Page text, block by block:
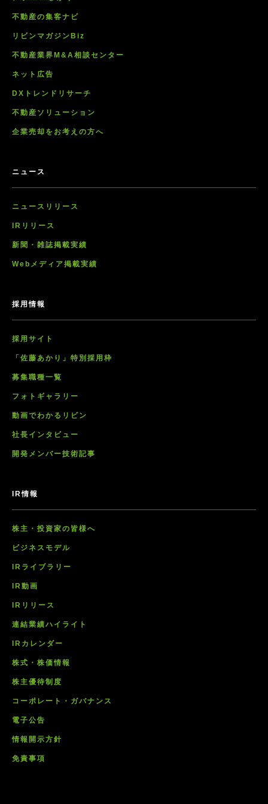
不動産の集客ナビ
リビンマガジンBiz
不動産業界M&A相談センター
ネット広告
DXトレンドリサーチ
不動産ソリューション
企業売却をお考えの方へ
ニュース
ニュースリリース
IRリリース
新聞・雑誌掲載実績
Webメディア掲載実績
採用情報
採用サイト
「佐藤あかり」特別採用枠
募集職種一覧
フォトギャラリー
動画でわかるリビン
社長インタビュー
開発メンバー技術記事
IR情報
株主・投資家の皆様へ
ビジネスモデル
IRライブラリー
IR動画
IRリリース
連結業績ハイライト
IRカレンダー
株式・株価情報
株主優待制度
コーポレート・ガバナンス
電子公告
情報開示方針
免責事項